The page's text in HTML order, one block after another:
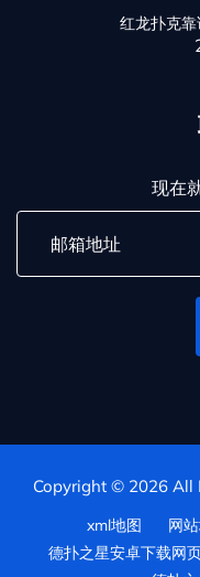
红龙扑克
现在
Copyright © 2026 All
xml地图 网
德扑之星安卓下载网